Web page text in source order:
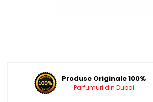
Idei de Cadouri
Cadouri pentru ELProduse Originale 100%
Parfumuri din Dubai